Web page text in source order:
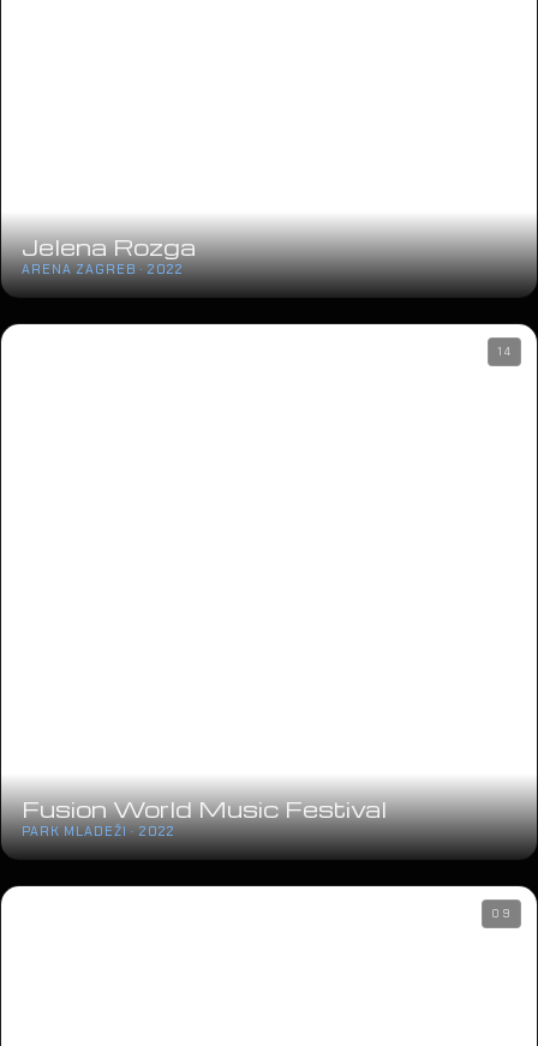
Jelena Rozga
ARENA ZAGREB · 2022
Fusion World Music Festival
PARK MLADEŽI · 2022
14
09